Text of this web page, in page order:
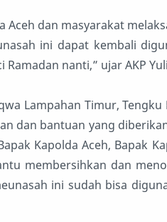
dan masyarakat
ini dapat kembali
nanti,” ujar AKP
Lampahan Timur, Tengku
dan bantuan yang
Kapolda Aceh, Bapak
membersihkan dan
ini sudah bisa